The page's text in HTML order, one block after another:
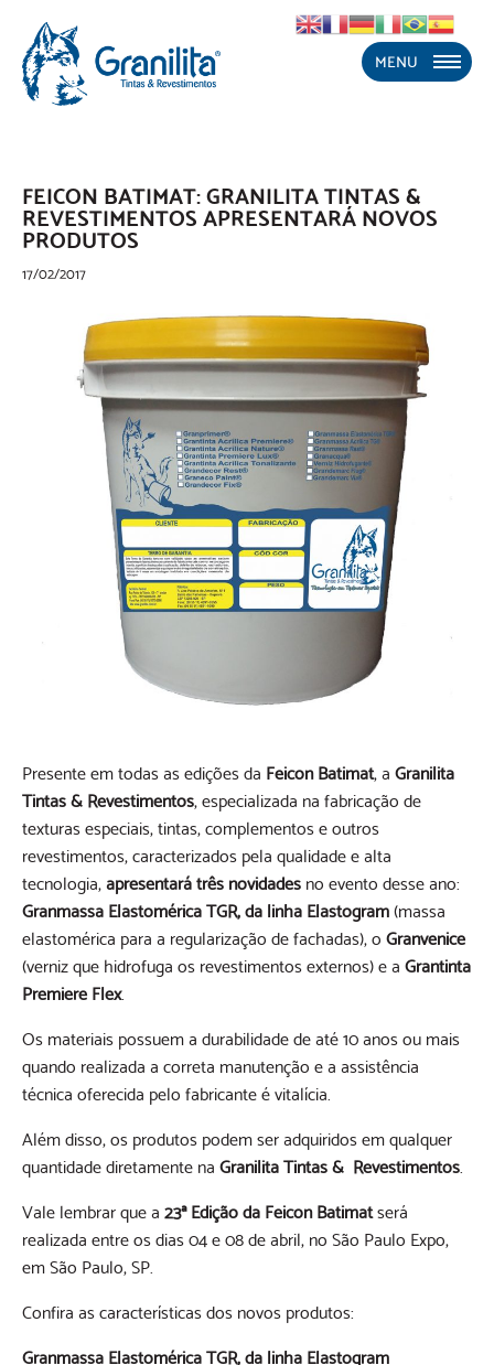
MENU
FEICON BATIMAT: GRANILITA TINTAS &
REVESTIMENTOS APRESENTARÁ NOVOS
PRODUTOS
17/02/2017
Presente em todas as edições da Feicon Batimat, aGranilita
Tintas & Revestimentos, especializada na fabricação de
texturas especiais, tintas, complementos e outros
revestimentos, caracterizados pela qualidade e alta
tecnologia,apresentará três novidadesno evento desse ano:
Granmassa Elastomérica TGR, da linha Elastogram(massa
elastomérica para a regularização de fachadas), oGranvenice
(verniz que hidrofuga os revestimentos externos) e aGrantinta
Premiere Flex.
Os materiais possuem a durabilidade de até 10 anos ou mais
quando realizada a correta manutenção e a assistência
técnica oferecida pelo fabricante é vitalícia.
Além disso, os produtos podem ser adquiridos em qualquer
quantidade diretamente naGranilita Tintas & Revestimentos.
Vale lembrar que a23ª Edição daFeicon Batimatserá
realizada entre os dias 04 e 08 de abril, no São Paulo Expo,
em São Paulo, SP.
Confira as características dos novos produtos:
Granmassa Elastomérica TGR, da linha Elastogram